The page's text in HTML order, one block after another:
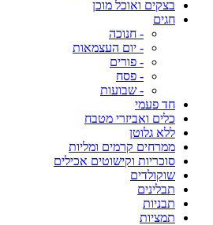
בצקים ואוכל מוכן
חגים
- חנוכה
- יום העצמאות
- פורים
- פסח
- שבועות
חד פעמי
כלים ואביזרי מטבח
ללא גלוטן
ממרחים קרמים ומליות
סוכריות וקישוטים אכילים
שוקולדים
תבלינים
תבניות
תמציות